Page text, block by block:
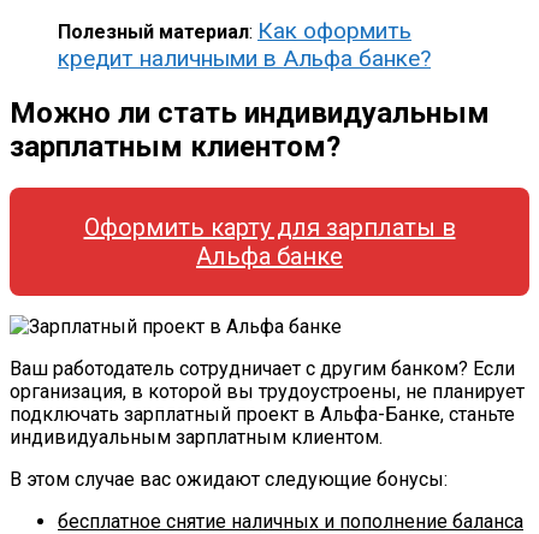
Полезный материал: Как оформить
кредит наличными в Альфа банке?
Можно ли стать индивидуальным
зарплатным клиентом?
Оформить карту для зарплаты в
Альфа банке
Ваш работодатель сотрудничает с другим банком? Если
организация, в которой вы трудоустроены, не планирует
подключать зарплатный проект в Альфа-Банке, станьте
индивидуальным зарплатным клиентом.
В этом случае вас ожидают следующие бонусы:
бесплатное снятие наличных и пополнение баланса